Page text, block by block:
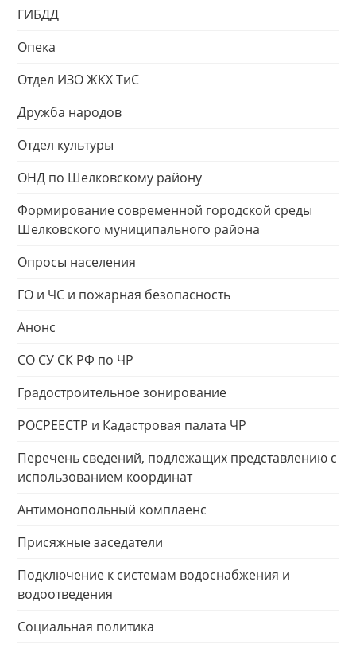
ГИБДД
Опека
Отдел ИЗО ЖКХ ТиС
Дружба народов
Отдел культуры
ОНД по Шелковскому району
Формирование современной городской среды
Шелковского муниципального района
Опросы населения
ГО и ЧС и пожарная безопасность
Анонс
СО СУ СК РФ по ЧР
Градостроительное зонирование
РОСРЕЕСТР и Кадастровая палата ЧР
Перечень сведений, подлежащих представлению с
использованием координат
Антимонопольный комплаенс
Присяжные заседатели
Подключение к системам водоснабжения и
водоотведения
Социальная политика